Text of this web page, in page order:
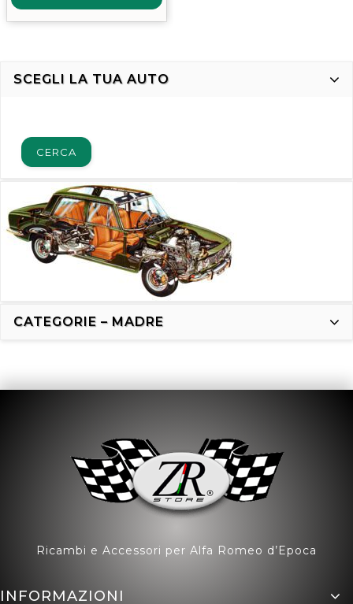
SCEGLI LA TUA AUTO
CATEGORIE – MADRE
Ricambi e Accessori per Alfa Romeo d’Epoca
INFORMAZIONI